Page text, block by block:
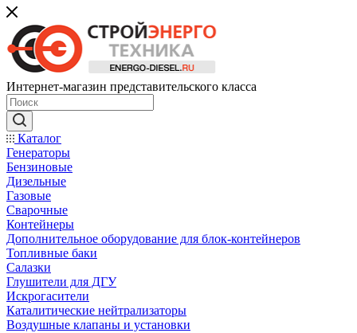
Интернет-магазин представительского класса
Каталог
Генераторы
Бензиновые
Дизельные
Газовые
Сварочные
Контейнеры
Дополнительное оборудование для блок-контейнеров
Топливные баки
Салазки
Глушители для ДГУ
Искрогасители
Каталитические нейтрализаторы
Воздушные клапаны и установки